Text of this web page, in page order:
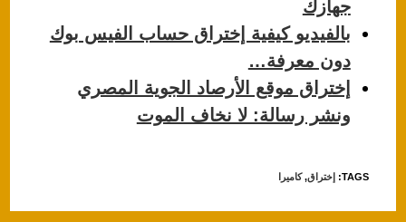
جهازك
بالفيديو كيفية إختراق حساب الفيس بوك
دون معرفة…
إختراق موقع الأرصاد الجوية المصري
ونشر رسالة: لا نخاف الموت
TAGS
: إختراق, كاميرا